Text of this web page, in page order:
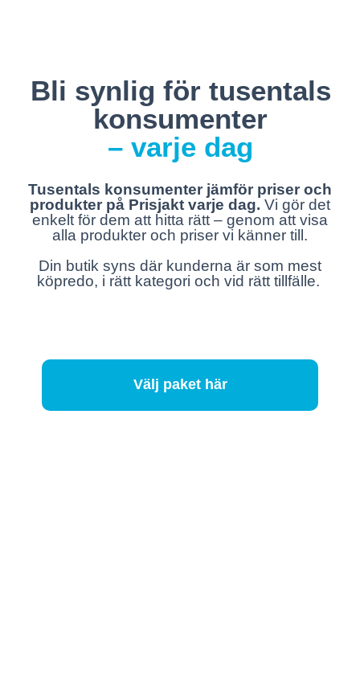
Bli synlig för tusentals
konsumenter
– varje dag
Tusentals konsumenter jämför priser och
produkter på Prisjakt varje dag. Vi gör det
enkelt för dem att hitta rätt – genom att visa
alla produkter och priser vi känner till.
Din butik syns där kunderna är som mest
köpredo, i rätt kategori och vid rätt tillfälle.
Välj paket här